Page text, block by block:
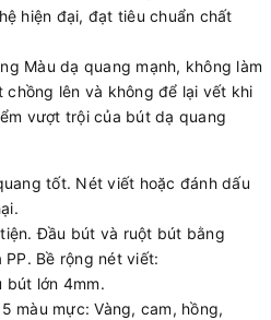
hiện đại, đạt tiêu chuẩn chất
Màu dạ quang mạnh, không làm
lên và không để lại vết khi
vượt trội của bút dạ quang
tốt. Nét viết hoặc đánh dấu
Đầu bút và ruột bút bằng
Bề rộng nét viết:
bút lớn 4mm.
màu mực: Vàng, cam, hồng,